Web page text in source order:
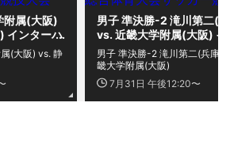
附属(大阪)
インターハ
校総合体
大会
(大阪) vs. 静
男子 準決勝-2 滝川第二(
vs. 近畿大学附属(大阪) イ
ーハイ2026 全国高等学
合体育大会サッカー競技
7月31日 午後12:20〜
男子 準決勝-2 滝川第二(兵庫)
畿大学附属(大阪)